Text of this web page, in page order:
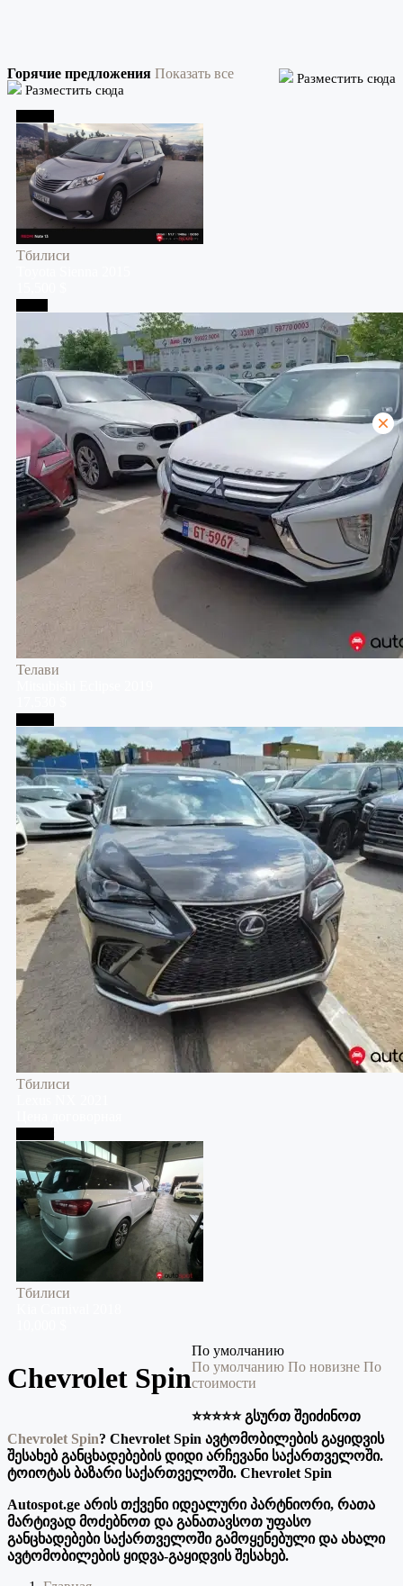
Горячие предложения Показать все
Разместить сюда
Разместить сюда
Тбилиси
Телави
Тбилиси
Тбилиси
Chevrolet Spin
По умолчанию
По умолчанию По новизне По
стоимости
⭐️⭐️⭐️⭐️⭐️ გსურთ შეიძინოთ
Chevrolet Spin? Chevrolet Spin ავტომობილების გაყიდვის
შესახებ განცხადებების დიდი არჩევანი საქართველოში.
ტოიოტას ბაზარი საქართველოში. Chevrolet Spin
Autospot.ge არის თქვენი იდეალური პარტნიორი, რათა
მარტივად მოძებნოთ და განათავსოთ უფასო
განცხადებები საქართველოში გამოყენებული და ახალი
ავტომობილების ყიდვა-გაყიდვის შესახებ.